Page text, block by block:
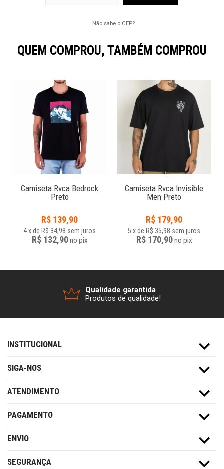
Não sabe o CEP?
QUEM COMPROU, TAMBÉM COMPROU
Camiseta Rvca Bedrock
Preto
R$ 139,90
4xde R$ 34,98 sem juros
R$ 132,90no pix
Camiseta Rvca Invisible
Men Preto
R$ 179,90
5 xde R$ 35,98 sem juros
R$ 170,90no pix
Qualidade garantida
Produtos de qualidade!
INSTITUCIONAL
SIGA-NOS
ATENDIMENTO
PAGAMENTO
ENVIO
SEGURANÇA